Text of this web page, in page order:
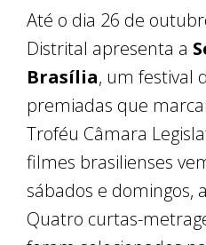
Até o dia 26 de
Distrital apresenta a
Brasília, um festival
premiadas que
Troféu Câmara
filmes brasilienses
sábados e domingos,
Quatro curtas-